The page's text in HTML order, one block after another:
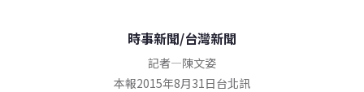
時事新聞/台灣新聞
記者—陳文姿
本報2015年8月31日台北訊